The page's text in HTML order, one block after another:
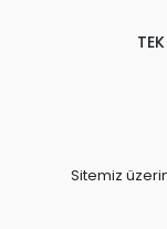
Sitemiz